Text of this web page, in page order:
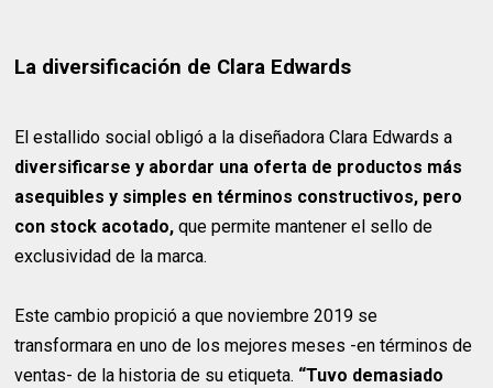
La diversificación de Clara Edwards
El estallido social obligó a la diseñadora Clara Edwards a
diversificarse y abordar una oferta de productos más
asequibles y simples en términos constructivos, pero
con stock acotado, que permite mantener el sello de
exclusividad de la marca.
Este cambio propició a que noviembre 2019 se
transformara en uno de los mejores meses -en términos de
ventas- de la historia de su etiqueta. “Tuvo demasiado